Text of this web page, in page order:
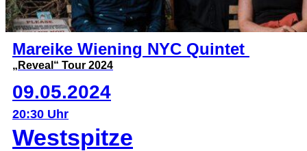
Mareike Wiening NYC Quintet
„Reveal“ Tour 2024
09.05.2024
20:30 Uhr
Westspitze